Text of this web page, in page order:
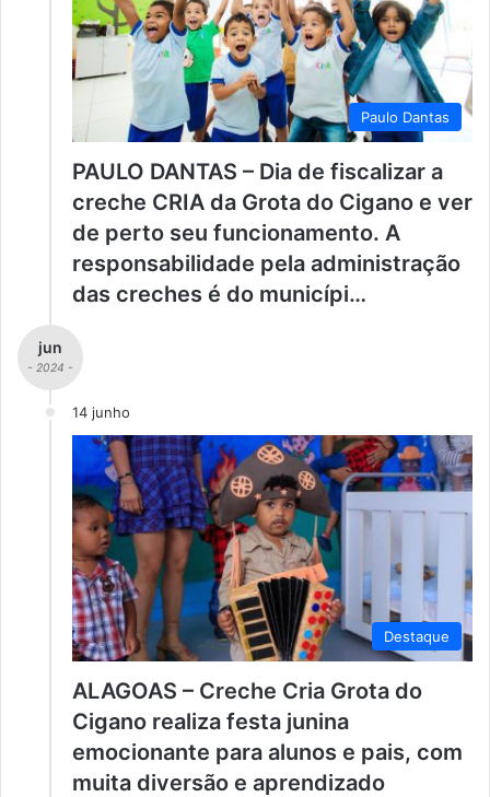
Paulo Dantas
PAULO DANTAS – Dia de fiscalizar a
creche CRIA da Grota do Cigano e ver
de perto seu funcionamento. A
responsabilidade pela administração
das creches é do municípi…
jun
- 2024 -
14 junho
Destaque
ALAGOAS – Creche Cria Grota do
Cigano realiza festa junina
emocionante para alunos e pais, com
muita diversão e aprendizado